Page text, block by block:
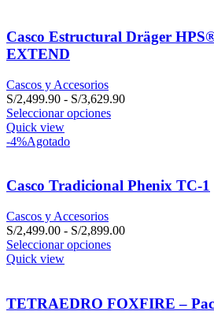
Casco Estructural Dräger
EXTEND
Cascos y Accesorios
S/2,499.90 - S/3,629.90Rango
S/3,629.90
Seleccionar opciones
Quick view
-4%Agotado
Casco Tradicional Phenix TC-1
Cascos y Accesorios
S/2,499.00 - S/2,899.00Rango
hasta
S/2,899.00
Seleccionar opciones
Quick view
TETRAEDRO FOXFIRE –